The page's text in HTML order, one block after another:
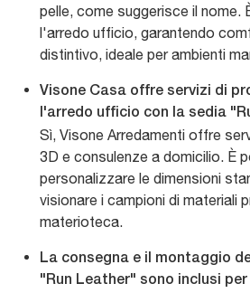
pelle, come suggerisce il nome.
l'arredo ufficio, garantendo
distintivo, ideale per ambienti
Visone Casa offre servizi di
l'arredo ufficio con la sedia
Sì, Visone Arredamenti offre
3D e consulenze a domicilio. È
personalizzare le dimensioni
visionare i campioni di materiali
materioteca.
La consegna e il montaggio
"Run Leather" sono inclusi